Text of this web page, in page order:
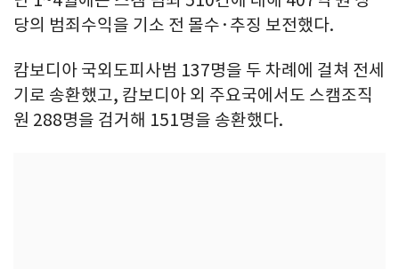
당의 범죄수익을 기소 전 몰수·추징 보전했다.
캄보디아 국외도피사범 137명을 두 차례에 걸쳐 전세
기로 송환했고, 캄보디아 외 주요국에서도 스캠조직
원 288명을 검거해 151명을 송환했다.